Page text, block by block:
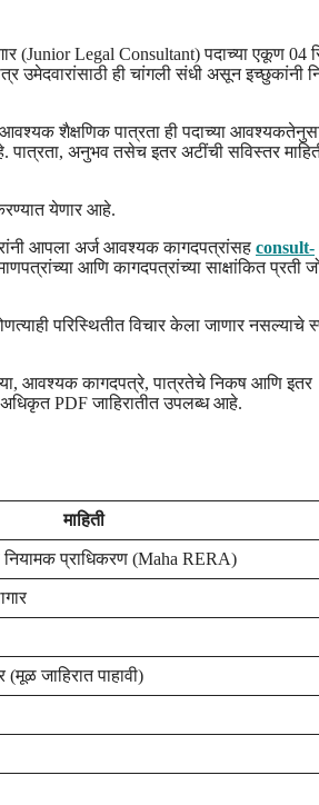
(Junior Legal Consultant) पदाच्या एकूण 04
उमेदवारांसाठी ही चांगली संधी असून इच्छुकांनी
शैक्षणिक पात्रता ही पदाच्या
अनुभव तसेच इतर अटींची सविस्तर
येणार आहे.
आपला अर्ज आवश्यक कागदपत्रांसह consult-
आणि कागदपत्रांच्या साक्षांकित प्रती
परिस्थितीत विचार केला जाणार नसल्याचे
आवश्यक कागदपत्रे, पात्रतेचे निकष आणि इतर
PDF जाहिरातीत उपलब्ध आहे.
माहिती
नियामक प्राधिकरण (Maha RERA)
जाहिरात पाहावी)